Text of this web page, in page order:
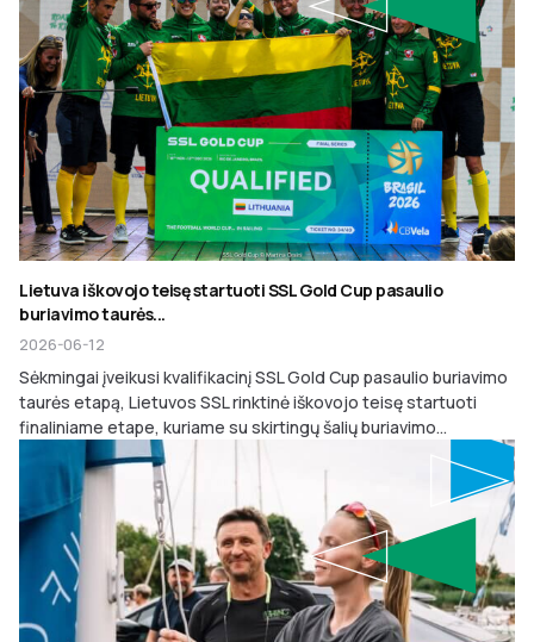
Lietuva iškovojo teisę startuoti SSL Gold Cup pasaulio
buriavimo taurės...
2026-06-12
Sėkmingai įveikusi kvalifikacinį SSL Gold Cup pasaulio buriavimo
taurės etapą, Lietuvos SSL rinktinė iškovojo teisę startuoti
finaliniame etape, kuriame su skirtingų šalių buriavimo...